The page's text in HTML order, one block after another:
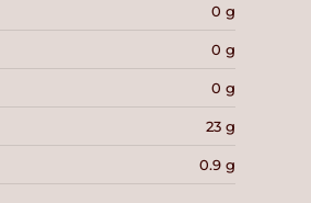
0 g
0 g
0 g
23 g
0.9 g